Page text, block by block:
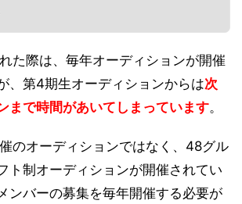
た際は、毎年オーディションが開催
、第4期生オーディションからは次
まで時間があいてしまっています。
のオーディションではなく、48グル
ト制オーディションが開催されてい
ンバーの募集を毎年開催する必要が